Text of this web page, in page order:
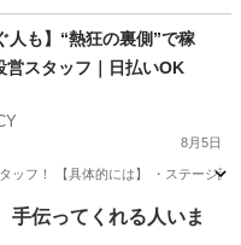
人も】“熱狂の裏側”で稼
営スタッフ｜日払いOK
8月5日
ッフ！ 【具体的には】 ・ステージ
ライブ
手伝ってくれる人いま